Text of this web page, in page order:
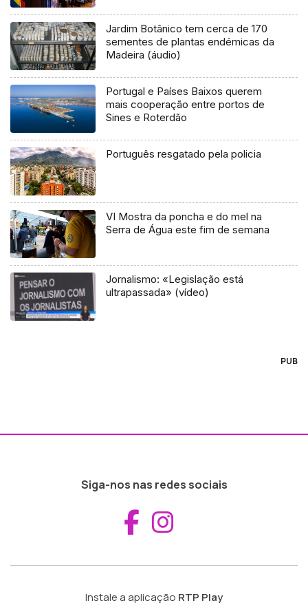
Jardim Botânico tem cerca de 170
sementes de plantas endémicas da
Madeira (áudio)
Portugal e Países Baixos querem
mais cooperação entre portos de
Sines e Roterdão
Português resgatado pela policia
VI Mostra da poncha e do mel na
Serra de Água este fim de semana
Jornalismo: «Legislação está
ultrapassada» (vídeo)
PUB
Siga-nos nas redes sociais
Aceder ao
Instale a aplicação RTP Play